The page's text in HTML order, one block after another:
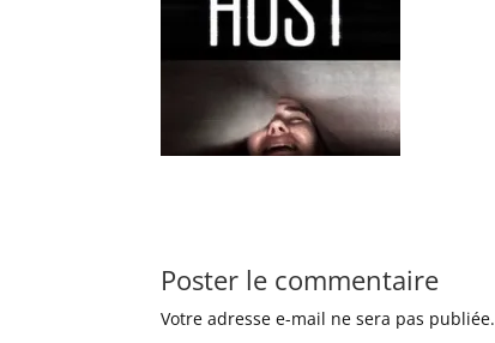
Poster le commentaire
Votre adresse e-mail ne sera pas publiée.